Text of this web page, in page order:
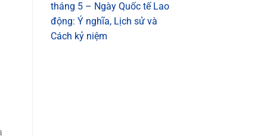
tháng 5 – Ngày Quốc tế Lao
động: Ý nghĩa, Lịch sử và
Cách kỷ niệm